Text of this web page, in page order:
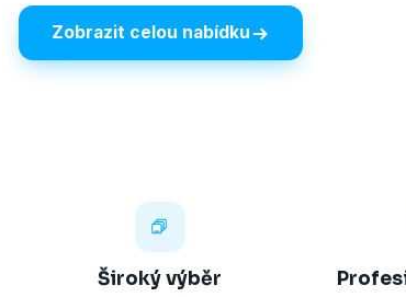
Zobrazit celou nabídku
Široký výběr